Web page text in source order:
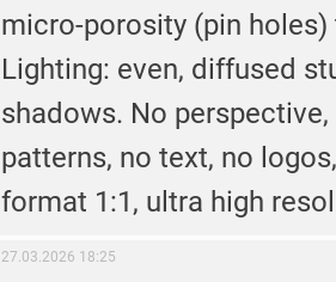
micro-porosity (pin
Lighting: even, diffused
shadows. No
patterns, no text, no
format 1:1, ultra high
27.03.2026 18:25